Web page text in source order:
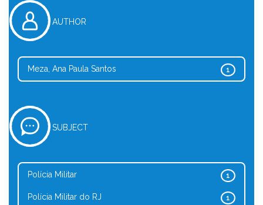
AUTHOR
1
Meza, Ana Paula Santos
SUBJECT
1
Polícia Militar
1
Polícia Militar do RJ